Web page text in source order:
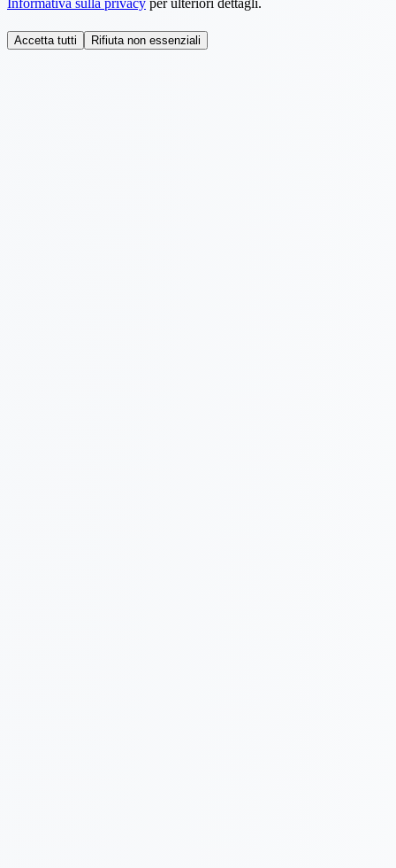
Informativa sulla privacy per ulteriori dettagli.
Accetta tutti Rifiuta non essenziali